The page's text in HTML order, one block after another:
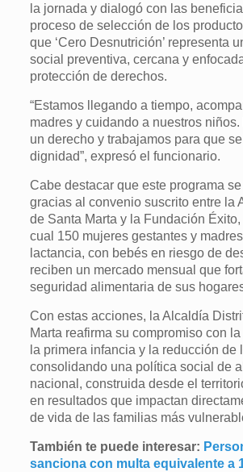
la jornada y dialogó con las
proceso de selección de los
que ‘Cero Desnutrición’ representa
social preventiva, cercana y
protección de derechos.
“Estamos llegando a tiempo,
madres y cuidando a nuestros
un derecho y trabajamos para que
dignidad”, expresó el funcionario.
Cabe destacar que este programa
gracias al convenio suscrito entre la
de Santa Marta y la Fundación Éxito,
cual 150 mujeres gestantes y
lactancia, con bebés en riesgo de
reciben un mercado mensual que
seguridad alimentaria de sus
Con estas acciones, la Alcaldía
Marta reafirma su compromiso con
la primera infancia y la reducción de
consolidando una política social de
nacional, construida desde el
en resultados que impactan
de vida de las familias más
También te puede interesar:
sanciona con multa equivalente a